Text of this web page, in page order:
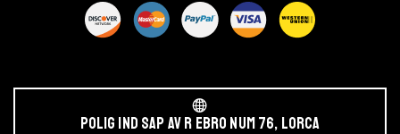
POLIG IND SAP AV r EBRO NUM 76, LORCA